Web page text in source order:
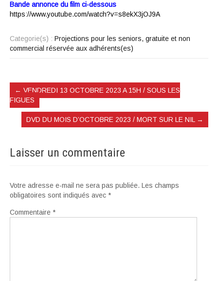
Bande annonce du film ci-dessous
https://www.youtube.com/watch?v=s8ekX3jOJ9A
Categorie(s) : Projections pour les seniors, gratuite et non
commercial réservée aux adhérents(es)
← VENDREDI 13 OCTOBRE 2023 A 15H / SOUS LES
FIGUES
DVD DU MOIS D’OCTOBRE 2023 / MORT SUR LE NIL →
Laisser un commentaire
Votre adresse e-mail ne sera pas publiée. Les champs
obligatoires sont indiqués avec *
Commentaire *